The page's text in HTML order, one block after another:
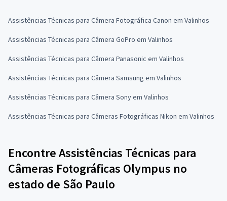
Assistências Técnicas para Câmera Fotográfica Canon em Valinhos
Assistências Técnicas para Câmera GoPro em Valinhos
Assistências Técnicas para Câmera Panasonic em Valinhos
Assistências Técnicas para Câmera Samsung em Valinhos
Assistências Técnicas para Câmera Sony em Valinhos
Assistências Técnicas para Câmeras Fotográficas Nikon em Valinhos
Encontre Assistências Técnicas para
Câmeras Fotográficas Olympus no
estado de São Paulo